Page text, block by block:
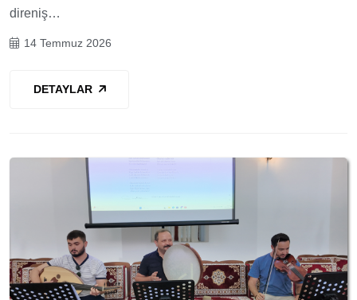
direniş…
14 Temmuz 2026
DETAYLAR